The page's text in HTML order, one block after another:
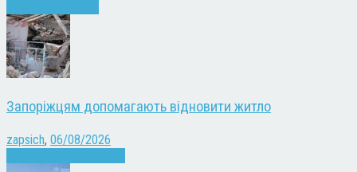
Запоріжцям допомагають відновити житло
zapsich, 06/08/2026